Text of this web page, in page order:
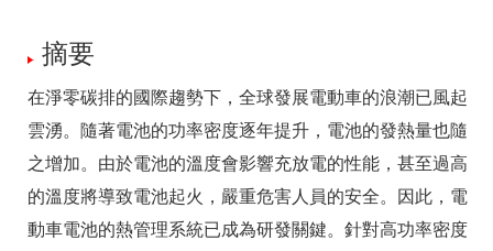
摘要
在淨零碳排的國際趨勢下，全球發展電動車的浪潮已風起
雲湧。隨著電池的功率密度逐年提升，電池的發熱量也隨
之增加。由於電池的溫度會影響充放電的性能，甚至過高
的溫度將導致電池起火，嚴重危害人員的安全。因此，電
動車電池的熱管理系統已成為研發關鍵。針對高功率密度